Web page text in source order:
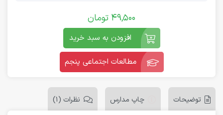
49,500 تومان
افزودن به سبد خرید
مطالعات اجتماعی پنجم
توضیحات چاپ مدارس نظرات (1)